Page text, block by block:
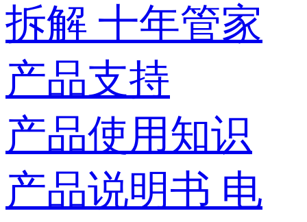
拆解 十年管家
产品支持
产品使用知识
产品说明书 电